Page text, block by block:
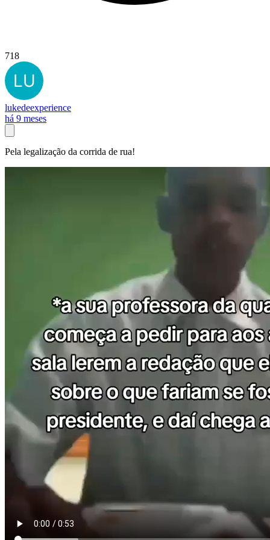
718
lukedeexperience
há 9 meses
Pela legalização da corrida de rua!